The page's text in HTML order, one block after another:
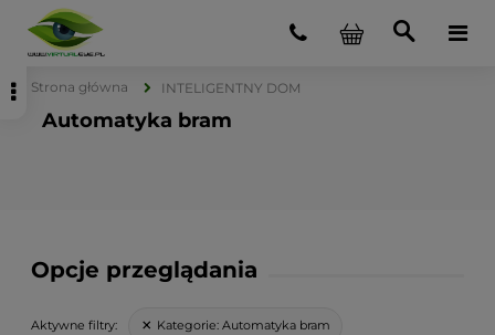
Strona główna INTELIGENTNY DOM
Automatyka bram
Opcje przeglądania
Aktywne filtry: Kategorie: Automatyka bram